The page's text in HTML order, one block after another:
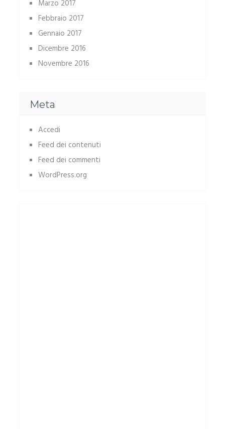
Marzo 2017
Febbraio 2017
Gennaio 2017
Dicembre 2016
Novembre 2016
Meta
Accedi
Feed dei contenuti
Feed dei commenti
WordPress.org